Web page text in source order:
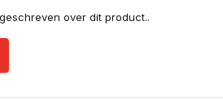
over dit product..